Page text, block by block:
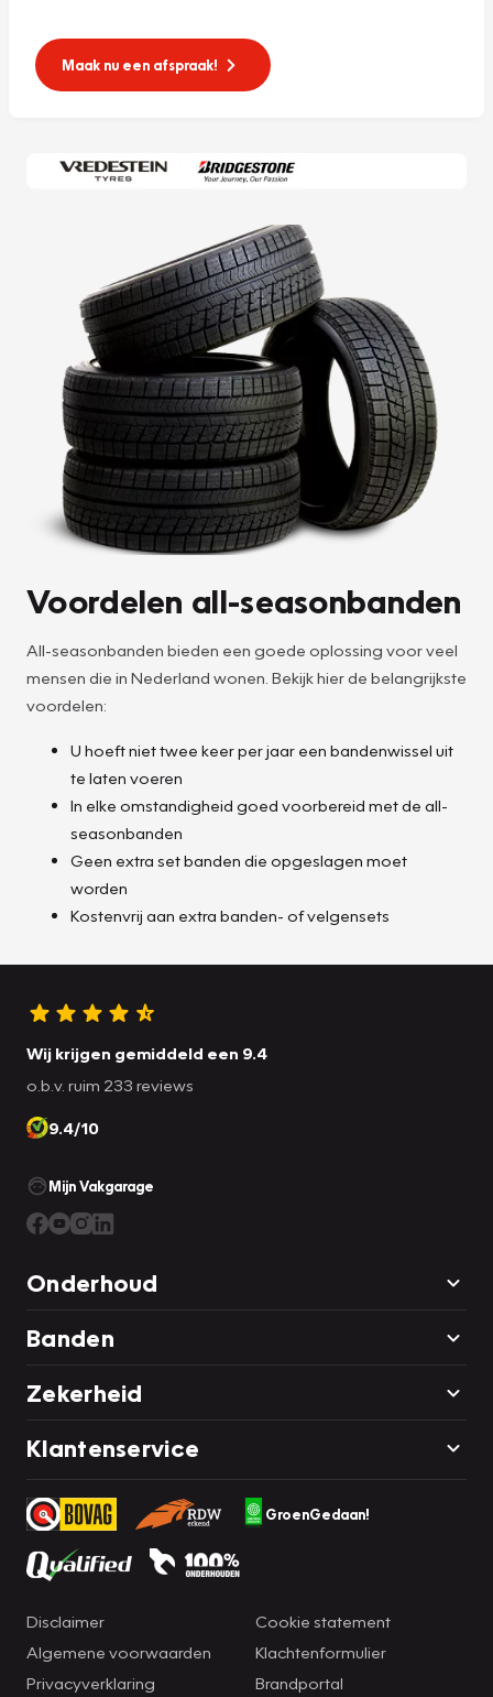
Maak nu een afspraak!
Voordelen all-seasonbanden
All-seasonbanden bieden een goede oplossing voor veel
mensen die in Nederland wonen. Bekijk hier de belangrijkste
voordelen:
U hoeft niet twee keer per jaar een bandenwissel uit
te laten voeren
In elke omstandigheid goed voorbereid met de all-
seasonbanden
Geen extra set banden die opgeslagen moet
worden
Kostenvrij aan extra banden- of velgensets
Wij krijgen gemiddeld een 9.4
o.b.v. ruim 233 reviews
9.4/10
Mijn Vakgarage
Onderhoud
Banden
Zekerheid
Klantenservice
GroenGedaan!
Disclaimer
Algemene voorwaarden
Privacyverklaring
Cookie statement
Klachtenformulier
Brandportal